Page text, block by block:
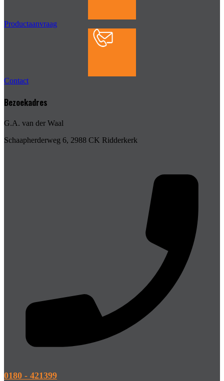
Productaanvraag
Contact
Bezoekadres
G.A. van der Waal
Schaapherderweg 6, 2988 CK Ridderkerk
0180 - 421399